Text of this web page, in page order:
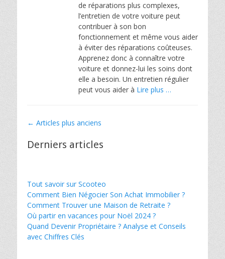
de réparations plus complexes,
l’entretien de votre voiture peut
contribuer à son bon
fonctionnement et même vous aider
à éviter des réparations coûteuses.
Apprenez donc à connaître votre
voiture et donnez-lui les soins dont
elle a besoin. Un entretien régulier
peut vous aider à Lire plus …
Navigation
articles
← Articles plus anciens
Derniers articles
Tout savoir sur Scooteo
Comment Bien Négocier Son Achat Immobilier ?
Comment Trouver une Maison de Retraite ?
Où partir en vacances pour Noël 2024 ?
Quand Devenir Propriétaire ? Analyse et Conseils
avec Chiffres Clés